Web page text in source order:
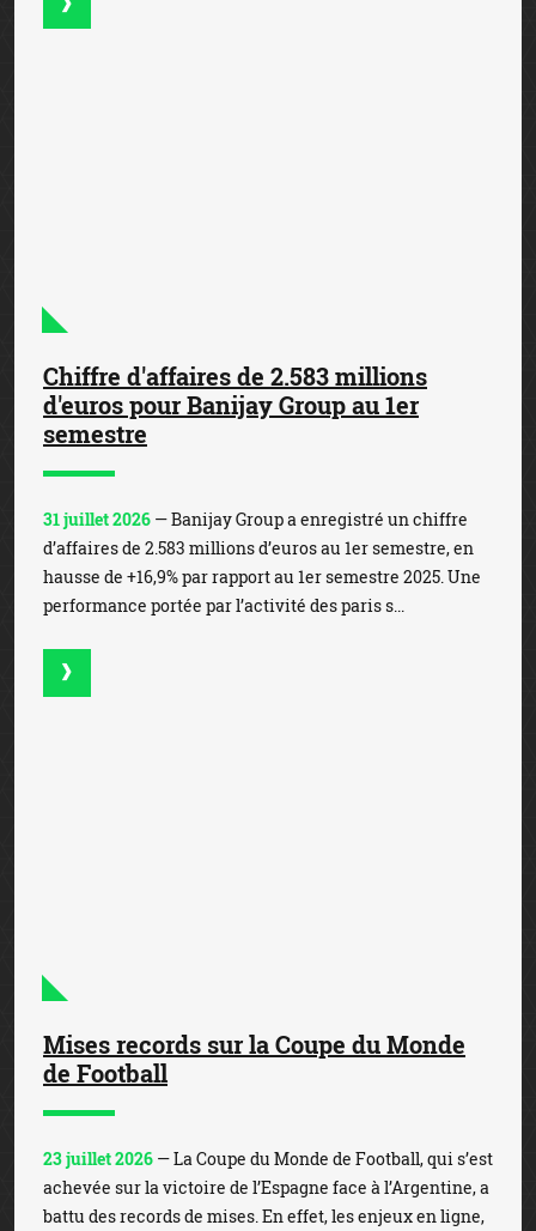
Chiffre d'affaires de 2.583 millions
d'euros pour Banijay Group au 1er
semestre
31 juillet 2026 — Banijay Group a enregistré un chiffre
d’affaires de 2.583 millions d’euros au 1er semestre, en
hausse de +16,9% par rapport au 1er semestre 2025. Une
performance portée par l’activité des paris s...
Mises records sur la Coupe du Monde
de Football
23 juillet 2026 — La Coupe du Monde de Football, qui s’est
achevée sur la victoire de l’Espagne face à l’Argentine, a
battu des records de mises. En effet, les enjeux en ligne,